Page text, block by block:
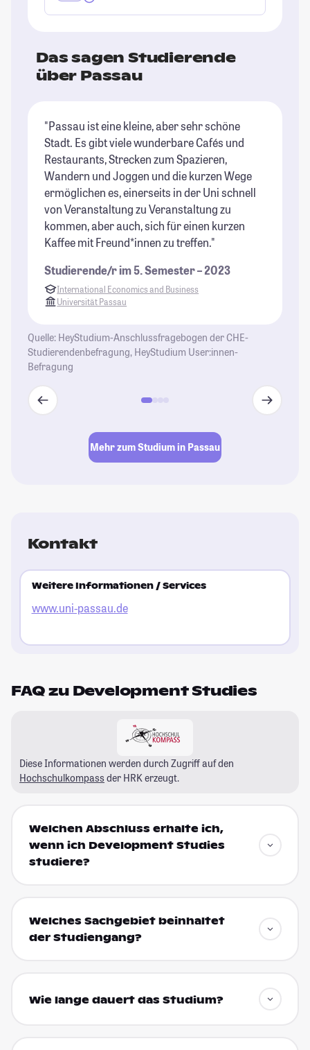
Das sagen Studierende
über Passau
"Passau ist eine kleine, aber sehr schöne
Stadt. Es gibt viele wunderbare Cafés und
Restaurants, Strecken zum Spazieren,
Wandern und Joggen und die kurzen Wege
ermöglichen es, einerseits in der Uni schnell
von Veranstaltung zu Veranstaltung zu
kommen, aber auch, sich für einen kurzen
Kaffee mit Freund*innen zu treffen."
Studierende/r im 5. Semester – 2023
International Economics and Business
Universität Passau
Quelle: HeyStudium-Anschlussfragebogen der CHE-
Studierendenbefragung, HeyStudium User:innen-
Befragung
Mehr zum Studium in Passau
Kontakt
Weitere Informationen / Services
www.uni-passau.de
FAQ zu Development Studies
Diese Informationen werden durch Zugriff auf den
Hochschulkompass der HRK erzeugt.
Welchen Abschluss erhalte ich,
wenn ich Development Studies
studiere?
Welches Sachgebiet beinhaltet
der Studiengang?
Wie lange dauert das Studium?